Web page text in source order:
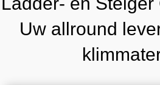
Uw allround